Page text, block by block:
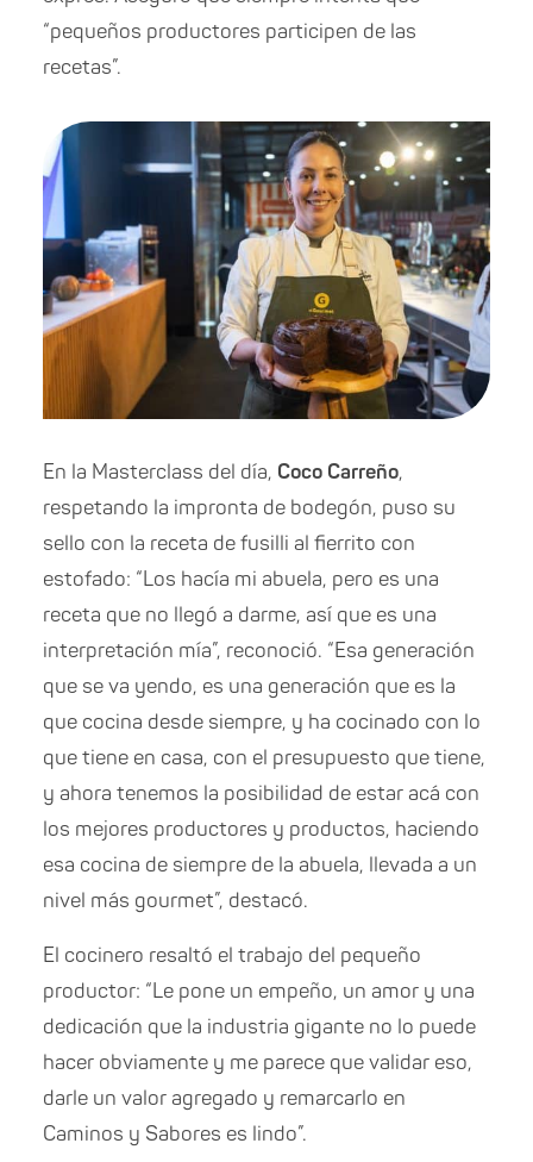
“pequeños productores participen de las
recetas”.
En la Masterclass del día, Coco Carreño,
respetando la impronta de bodegón, puso su
sello con la receta de fusilli al fierrito con
estofado: “Los hacía mi abuela, pero es una
receta que no llegó a darme, así que es una
interpretación mía”, reconoció. “Esa generación
que se va yendo, es una generación que es la
que cocina desde siempre, y ha cocinado con lo
que tiene en casa, con el presupuesto que tiene,
y ahora tenemos la posibilidad de estar acá con
los mejores productores y productos, haciendo
esa cocina de siempre de la abuela, llevada a un
nivel más gourmet”, destacó.
El cocinero resaltó el trabajo del pequeño
productor: “Le pone un empeño, un amor y una
dedicación que la industria gigante no lo puede
hacer obviamente y me parece que validar eso,
darle un valor agregado y remarcarlo en
Caminos y Sabores es lindo”.